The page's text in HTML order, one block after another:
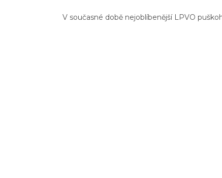
V současné době nejoblíbenější LPVO